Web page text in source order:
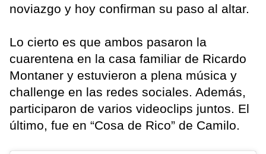
noviazgo y hoy confirman su paso al altar.
Lo cierto es que ambos pasaron la
cuarentena en la casa familiar de Ricardo
Montaner y estuvieron a plena música y
challenge en las redes sociales. Además,
participaron de varios videoclips juntos. El
último, fue en “Cosa de Rico” de Camilo.